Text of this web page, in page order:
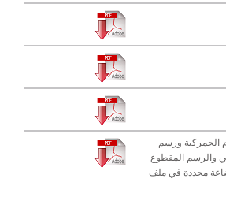
الجمركية ورسم
والرسم المقطوع
محددة في ملف